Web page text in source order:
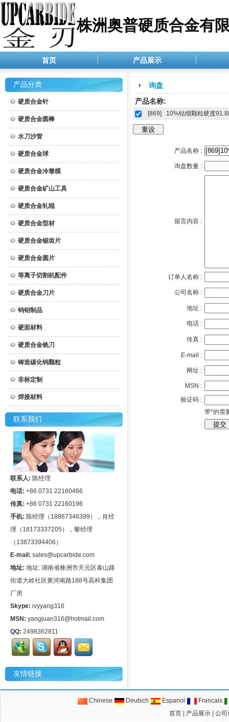
株洲奥普硬质合金有
首页 产品展示
产品分类
硬质合金针
硬质合金圆棒
水刀沙管
硬质合金球
硬质合金冷墩模
硬质合金矿山工具
硬质合金轧辊
硬质合金型材
硬质合金锯齿片
硬质合金圆片
等离子切割机配件
硬质合金刀片
钨钼制品
硬面材料
硬质合金铣刀
铸造碳化钨颗粒
非标定制
焊接材料
联系我们
联系人: 陈经理
电话: +86 0731 22160466
传真: +86 0731 22160196
手机: 陈经理（18867346399），肖经
理（18173337205），黎经理
（13873394406）
E-mail: sales@upcarbide.com
地址: 地址: 湖南省株洲市天元区泰山路
街道大岭社区黄河南路188号高科集团
厂房
Skype: ivyyang316
MSN: yangjuan316@hotmail.com
QQ: 2498362811
友情链接
询盘
产品名称:
[869] 10%钴细颗粒硬度
产品名称 :
询盘数量 :
留言内容 :
订单人名称 :
公司名称 :
地址 :
电话 :
传真 :
E-mail :
网址 :
MSN :
验证码 :
带*的需
Chinese Deutsch Espanol
Francais
首页
产品展示
公司